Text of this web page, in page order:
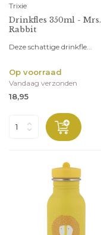
Trixie
Drinkfles 350ml - Mrs.
Rabbit
Deze schattige drinkfle...
Op voorraad
Vandaag verzonden
18,95